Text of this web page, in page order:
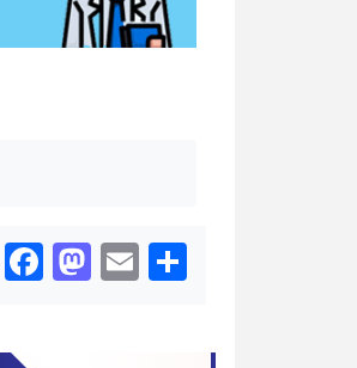
Facebook
Mastodon
Email